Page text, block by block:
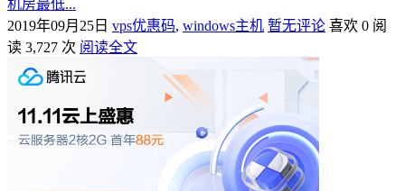
机房最低...
2019年09月25日 vps优惠码, windows主机 暂无评论 喜欢 0 阅
读 3,727 次 阅读全文